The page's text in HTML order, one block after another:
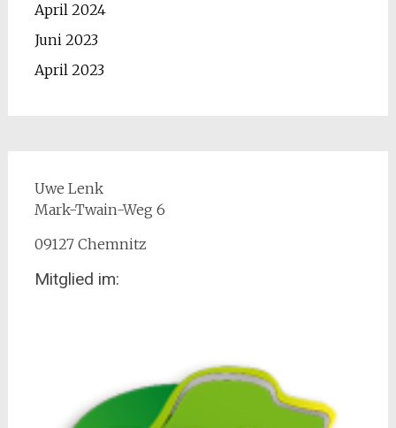
April 2024
Juni 2023
April 2023
Uwe Lenk
Mark-Twain-Weg 6
09127 Chemnitz
Mitglied im: